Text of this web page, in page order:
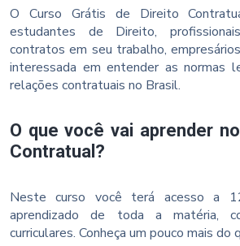
O Curso Grátis de Direito
estudantes de Direito,
contratos em seu trabalho,
interessada em entender as normas
relações contratuais no Brasil.
O que você vai aprender
Contratual?
Neste curso você terá acesso a
aprendizado de toda a matéria,
curriculares. Conheça um pouco mais do